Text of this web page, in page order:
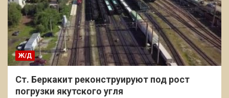
Ж/Д
Ст. Беркакит реконструируют под рост
погрузки якутского угля